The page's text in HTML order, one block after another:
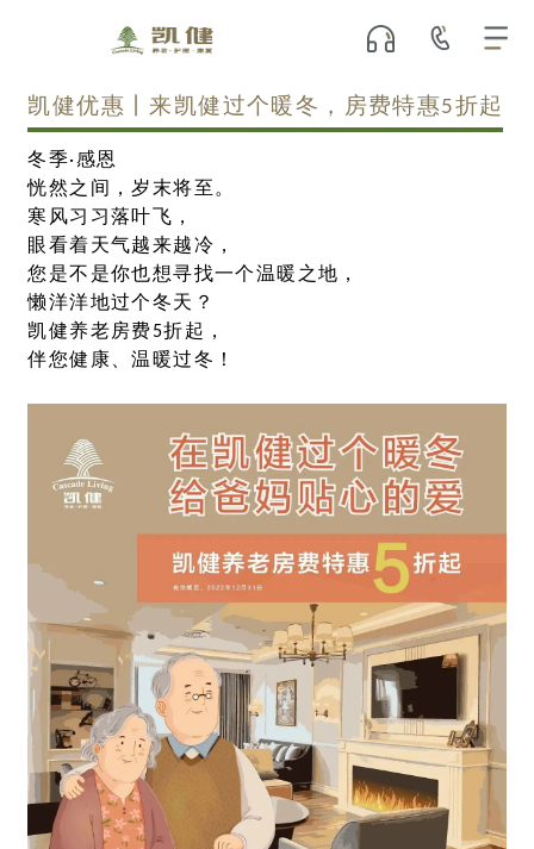
凯健优惠丨来凯健过个暖冬，房费特惠5折起
冬季·感恩
恍然之间，岁末将至。
寒风习习落叶飞，
眼看着天气越来越冷，
您是不是你也想寻找一个温暖之地，
懒洋洋地过个冬天？
凯健养老房费5折起，
伴您健康、温暖过冬！